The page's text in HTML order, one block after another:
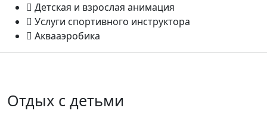
Детская и взрослая анимация
Услуги спортивного инструктора
Аквааэробика
Отдых с детьми